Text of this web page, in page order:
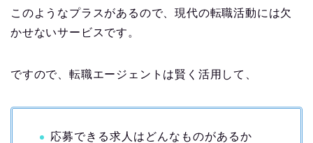
このようなプラスがあるので、現代の転職活動には欠
かせないサービスです。
ですので、転職エージェントは賢く活用して、
応募できる求人はどんなものがあるか